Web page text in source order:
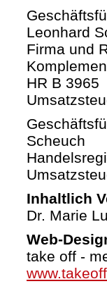
Leonhard
Firma und
HR B 3965
Scheuch
Inhaltlich
Dr. Marie
Web-
take off -